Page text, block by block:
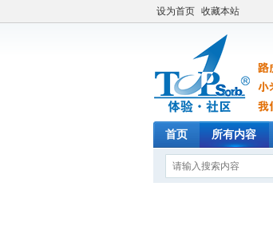
设为首页 收藏本站
首页 所有内容